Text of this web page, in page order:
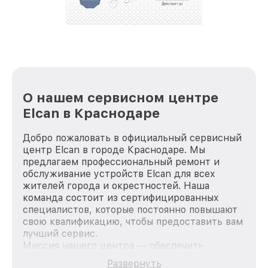
О нашем сервисном центре
Elcan в Краснодаре
Добро пожаловать в официальный сервисный
центр Elcan в городе Краснодаре. Мы
предлагаем профессиональный ремонт и
обслуживание устройств Elcan для всех
жителей города и окрестностей. Наша
команда состоит из сертифицированных
специалистов, которые постоянно повышают
свою квалификацию, чтобы предоставить вам
лучший сервис.
Миссия нашего центра — обеспечить
качественный и доступный ремонт для
Развернуть